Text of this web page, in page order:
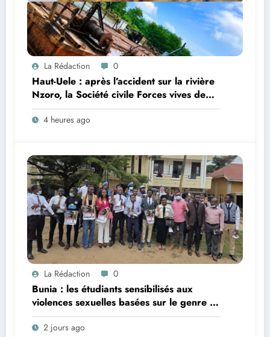
La Rédaction 0
Haut-Uele : après l’accident sur la rivière
Nzoro, la Société civile Forces vives de
Faradje s’indigne du retard dans la
reconstruction du pont Nzoro
4 heures ago
La Rédaction 0
Bunia : les étudiants sensibilisés aux
violences sexuelles basées sur le genre et
au harcèlement sexuel en milieu
universitaire
2 jours ago